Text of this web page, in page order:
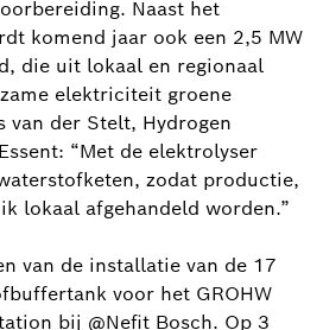
Naast het
komend jaar ook een 2,5 MW
die uit lokaal en regionaal
elektriciteit groene
van der Stelt, Hydrogen
“Met de elektrolyser
zodat productie,
lokaal afgehandeld worden.”
van de installatie van de 17
voor het GROHW
bij @Nefit Bosch. Op 3